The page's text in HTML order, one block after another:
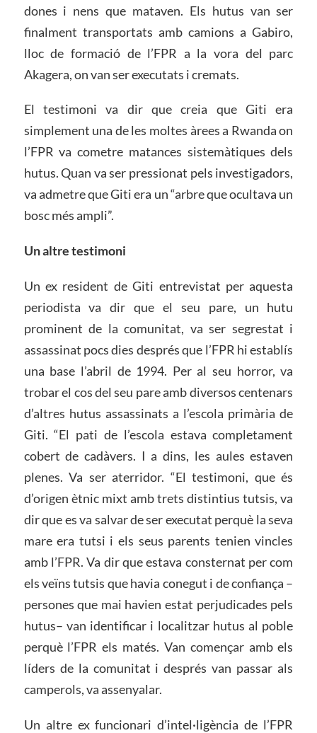
dones i nens que mataven. Els hutus van ser
finalment transportats amb camions a Gabiro,
lloc de formació de l’FPR a la vora del parc
Akagera, on van ser executats i cremats.
El testimoni va dir que creia que Giti era
simplement una de les moltes àrees a Rwanda on
l’FPR va cometre matances sistemàtiques dels
hutus. Quan va ser pressionat pels investigadors,
va admetre que Giti era un “arbre que ocultava un
bosc més ampli”.
Un altre testimoni
Un ex resident de Giti entrevistat per aquesta
periodista va dir que el seu pare, un hutu
prominent de la comunitat, va ser segrestat i
assassinat pocs dies després que l’FPR hi establís
una base l’abril de 1994. Per al seu horror, va
trobar el cos del seu pare amb diversos centenars
d’altres hutus assassinats a l’escola primària de
Giti. “El pati de l’escola estava completament
cobert de cadàvers. I a dins, les aules estaven
plenes. Va ser aterridor. “El testimoni, que és
d’origen ètnic mixt amb trets distintius tutsis, va
dir que es va salvar de ser executat perquè la seva
mare era tutsi i els seus parents tenien vincles
amb l’FPR. Va dir que estava consternat per com
els veïns tutsis que havia conegut i de confiança –
persones que mai havien estat perjudicades pels
hutus– van identificar i localitzar hutus al poble
perquè l’FPR els matés. Van començar amb els
líders de la comunitat i després van passar als
camperols, va assenyalar.
Un altre ex funcionari d’intel·ligència de l’FPR